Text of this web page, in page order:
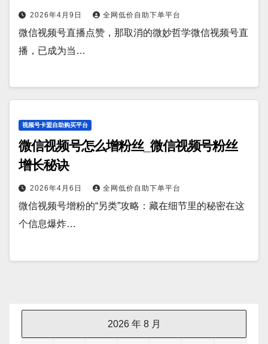
2026年4月9日 全网低价自助下单平台
微信视频号直播点赞，那取消的微妙哲学微信视频号直
播，已成为当…
视频号卡盟自助购买平台
微信视频号怎么增粉丝_微信视频号粉丝
增长秘诀
2026年4月6日 全网低价自助下单平台
微信视频号增粉的“另类”攻略：藏在细节里的秘密在这
个信息爆炸…
2026 年 8 月